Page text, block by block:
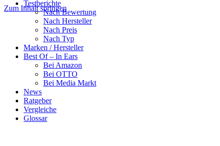
Zum Inhalt springen
Testberichte
Nach Bewertung
Nach Hersteller
Nach Preis
Nach Typ
Marken / Hersteller
Best Of – In Ears
Bei Amazon
Bei OTTO
Bei Media Markt
News
Ratgeber
Vergleiche
Glossar